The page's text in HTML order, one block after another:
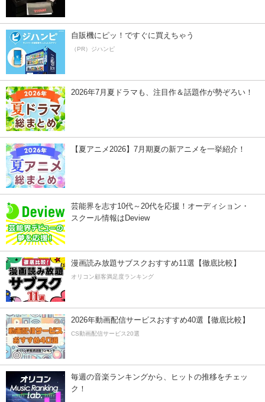
自販機にピッ！ですぐに買えちゃう
（PR）ジハンピ
2026年7月夏ドラマも、注目作＆話題作が勢ぞろい！
【夏アニメ2026】7月期夏の新アニメを一挙紹介！
芸能界を志す10代～20代を応援！オーディション・
スクール情報はDeview
漫画読み放題サブスクおすすめ11選【徹底比較】
オリコン顧客満足度ランキング
2026年動画配信サービスおすすめ40選【徹底比較】
CS動画配信サービス20選
毎週の音楽ランキングから、ヒットの推移をチェッ
ク！